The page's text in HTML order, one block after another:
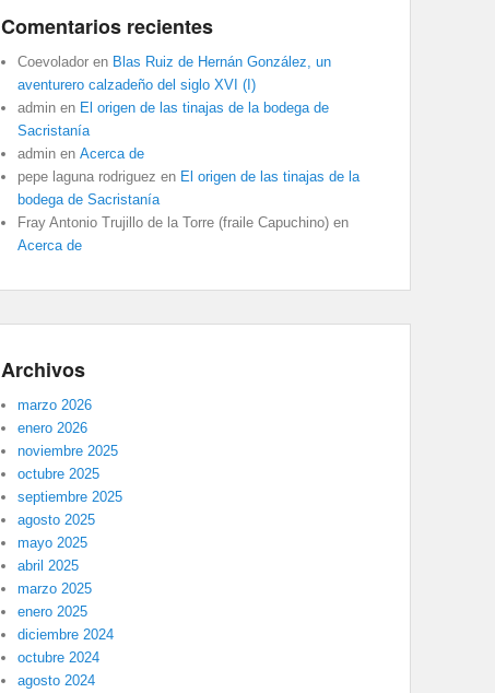
Comentarios recientes
Coevolador en Blas Ruiz de Hernán González, un
aventurero calzadeño del siglo XVI (I)
admin en El origen de las tinajas de la bodega de
Sacristanía
admin en Acerca de
pepe laguna rodriguez en El origen de las tinajas de la
bodega de Sacristanía
Fray Antonio Trujillo de la Torre (fraile Capuchino) en
Acerca de
Archivos
marzo 2026
enero 2026
noviembre 2025
octubre 2025
septiembre 2025
agosto 2025
mayo 2025
abril 2025
marzo 2025
enero 2025
diciembre 2024
octubre 2024
agosto 2024